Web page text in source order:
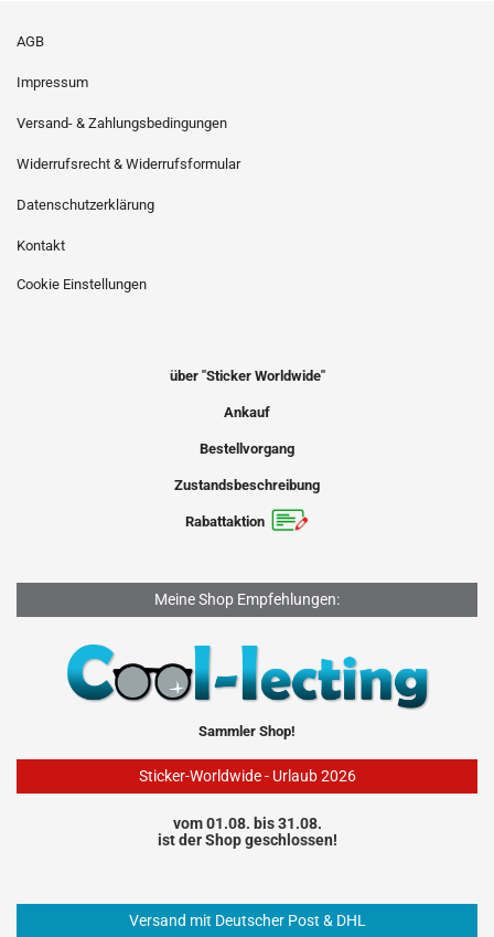
AGB
Impressum
Versand- & Zahlungsbedingungen
Widerrufsrecht & Widerrufsformular
Datenschutzerklärung
Kontakt
Cookie Einstellungen
über "Sticker Worldwide"
Ankauf
Bestellvorgang
Zustandsbeschreibung
Rabattaktion
Meine Shop Empfehlungen:
Sammler Shop!
Sticker-Worldwide - Urlaub 2026
vom 01.08. bis 31.08.
ist der Shop geschlossen!
Versand mit Deutscher Post & DHL